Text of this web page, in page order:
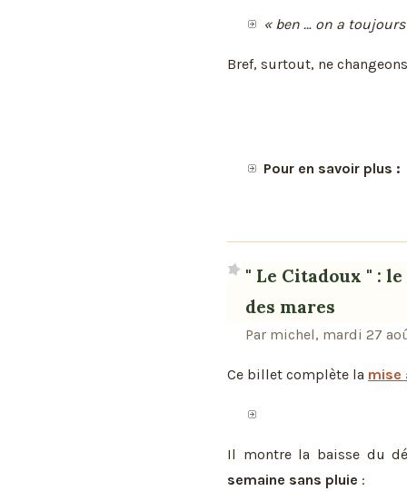
« ben … on a
Bref, surtout, ne
Pour en savoir plus :
" Le Citadoux " :
des mares
Par michel, mardi 27
Ce billet complète la mise
Il montre la baisse du
semaine sans pluie :